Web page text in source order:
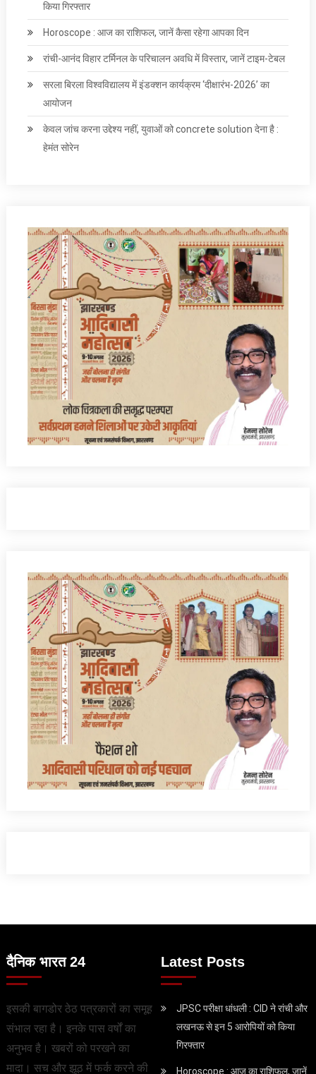
किया गिरफ्तार
Horoscope : आज का राशिफल, जानें कैसा रहेगा आपका दिन
रांची-आनंद विहार टर्मिनल के परिचालन अवधि में विस्तार, जानें टाइम-टेबल
सरला बिरला विश्वविद्यालय में इंडक्शन कार्यक्रम ‘दीक्षारंभ-2026’ का
आयोजन
केवल जांच करना उद्देश्‍य नहीं, युवाओं को concrete solution देना है :
हेमंत सोरेन
दैनिक भारत 24
इसकी बागडोर ठेठ पत्रकारों का समूह
संभाल रहा है। इनके पास वर्षों का
अनुभव है। खबरों को परखने का
मादा। सच और झूठ में फर्क करने की
Latest Posts
JPSC परीक्षा धांधली : CID ने रांची और
लखनऊ से इन 5 आरोपियों को किया
गिरफ्तार
Horoscope : आज का राशिफल, जानें